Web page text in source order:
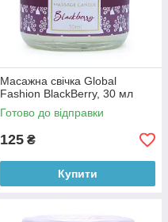
Масажна свічка Global
Fashion BlackBerry, 30 мл
Готово до відправки
125 ₴
Купити